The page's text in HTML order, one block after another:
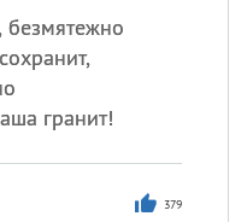
безмятежно
гранит!
379